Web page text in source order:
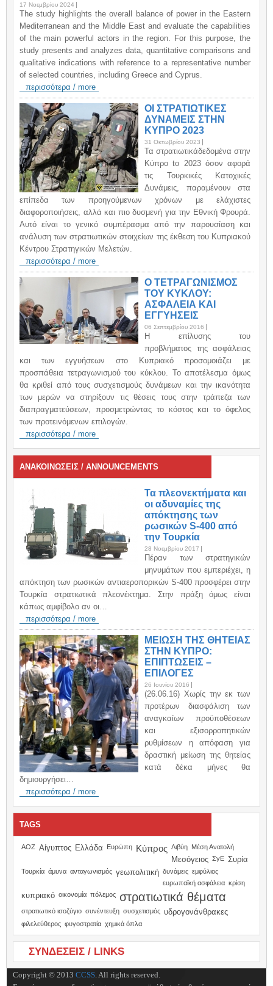
17 Νοεμβρίου 2024
The study highlights the overall balance of power in the Eastern
Mediterranean and the Middle East and evaluate the capabilities
of the main powerful actors in the region. For this purpose, the
study presents and analyzes data, quantitative comparisons and
qualitative indications with reference to a representative number
of selected countries, including Greece and Cyprus.
περισσότερα / more
ΟΙ ΣΤΡΑΤΙΩΤΙΚΕΣ
ΔΥΝΑΜΕΙΣ ΣΤΗΝ
ΚΥΠΡΟ 2023
31 Οκτωβρίου 2023
Τα στρατιωτικάδεδομένα στην
Κύπρο to 2023 όσον αφορά
τις Τουρκικές Κατοχικές
Δυνάμεις, παραμένουν στα
επίπεδα των προηγούμενων χρόνων με ελάχιστες
διαφοροποιήσεις, αλλά και πιο δυσμενή για την Εθνική Φρουρά.
Αυτό είναι το γενικό συμπέρασμα από την παρουσίαση και
ανάλυση των στρατιωτικών στοιχείων της έκθεση του Κυπριακού
Κέντρου Στρατηγικών Μελετών.
περισσότερα / more
Ο ΤΕΤΡΑΓΩΝΙΣΜΟΣ
ΤΟΥ ΚΥΚΛΟΥ:
ΑΣΦΑΛΕΙΑ ΚΑΙ
ΕΓΓΥΗΣΕΙΣ
06 Σεπτεμβρίου 2016
H επίλυσης του
προβλήματος της ασφάλειας
και των εγγυήσεων στο Κυπριακό προσομοιάζει με
προσπάθεια τετραγωνισμού του κύκλου. Το αποτέλεσμα όμως
θα κριθεί από τους συσχετισμούς δυνάμεων και την ικανότητα
των μερών να στηρίξουν τις θέσεις τους στην τράπεζα των
διαπραγματεύσεων, προσμετρώντας το κόστος και το όφελος
των προτεινόμενων επιλογών.
περισσότερα / more
ΑΝΑΚΟΙΝΩΣΕΙΣ / ANNOUNCEMENTS
Τα πλεονεκτήματα και
οι αδυναμίες της
απόκτησης των
ρωσικών S-400 από
την Τουρκία
28 Νοεμβρίου 2017
Πέραν των στρατηγικών
μηνυμάτων που εμπεριέχει, η
απόκτηση των ρωσικών αντιαεροπορικών S-400 προσφέρει στην
Τουρκία στρατιωτικά πλεονέκτημα. Στην πράξη όμως είναι
κάπως αμφίβολο αν οι…
περισσότερα / more
ΜΕΙΩΣΗ ΤΗΣ ΘΗΤΕΙΑΣ
ΣΤΗΝ ΚΥΠΡΟ:
ΕΠΙΠΤΩΣΕΙΣ –
ΕΠΙΛΟΓΕΣ
26 Ιουνίου 2016
(26.06.16) Χωρίς την εκ των
προτέρων διασφάλιση των
αναγκαίων προϋποθέσεων
και εξισορροπητικών
ρυθμίσεων η απόφαση για
δραστική μείωση της θητείας
κατά δέκα μήνες θα
δημιουργήσει…
περισσότερα / more
TAGS
ΑΟΖ Αίγυπτος Ελλάδα Ευρώπη Κύπρος Λιβύη Μέση Ανατολή
Μεσόγειος ΣγΕ Συρία
Τουρκία άμυνα ανταγωνισμός γεωπολιτική δυνάμεις εμφύλιος
ευρωπαϊκή ασφάλεια κρίση
κυπριακό οικονομία πόλεμος στρατιωτικά θέματα
στρατιωτικό ισοζύγιο συνέντευξη συσχετισμός υδρογονάνθρακες
φιλελεύθερος φυγοστρατία χημικά όπλα
ΣΥΝΔΕΣΕΙΣ / LINKS
Copyright © 2013 CCSS. All rights reserved.